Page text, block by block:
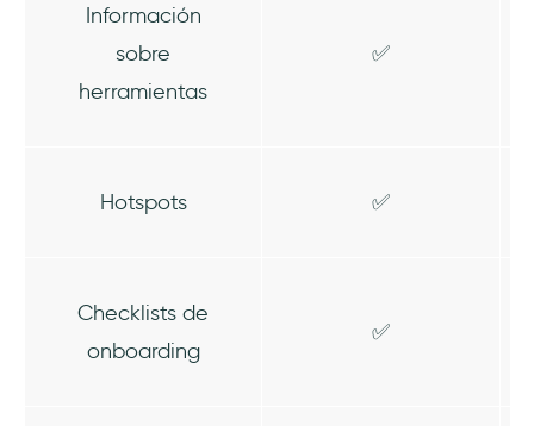
Información
sobre
herramientas
✅
Hotspots ✅
Checklists de
onboarding
✅